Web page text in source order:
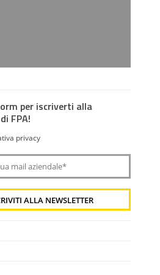
per iscriverti alla
FPA!
privacy